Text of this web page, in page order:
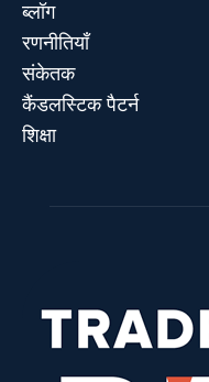
ब्लॉग
रणनीतियाँ
संकेतक
कैंडलस्टिक पैटर्न
शिक्षा